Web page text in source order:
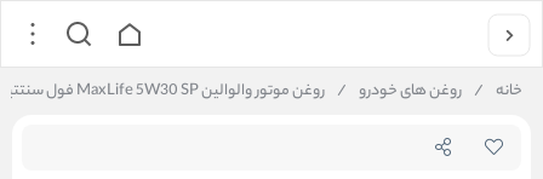
خانه / روغن های خودرو / روغن موتور والوالین MaxLife 5W30 SP فول سنتتیک حجم 4.73 لیتر | ساخت آمریکا + ارسال رایگان